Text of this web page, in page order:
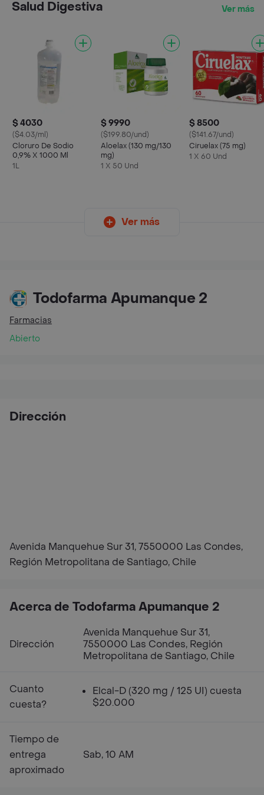
Salud Digestiva Ver más
$ 4030
($4.03/ml)
Cloruro De Sodio
0,9% X 1000 Ml
1L
$ 9990
($199.80/und)
Aloelax (130 mg/130
mg)
1 X 50 Und
$ 8500
($141.67/und)
Ciruelax (75 mg)
1 X 60 Und
Ver más
Todofarma Apumanque 2
Farmacias
Abierto
Dirección
Avenida Manquehue Sur 31, 7550000 Las Condes,
Región Metropolitana de Santiago, Chile
Acerca de Todofarma Apumanque 2
Dirección
Avenida Manquehue Sur 31,
7550000 Las Condes, Región
Metropolitana de Santiago, Chile
Cuanto
cuesta?
Elcal-D (320 mg / 125 UI) cuesta
$20.000
Tiempo de
entrega
aproximado
Sab, 10 AM